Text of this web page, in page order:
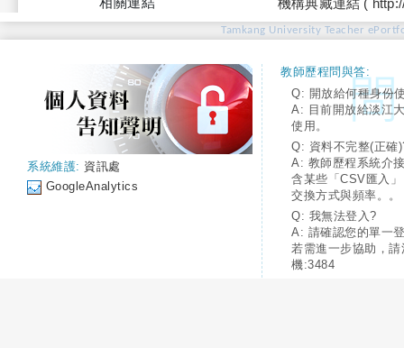
機構典藏連結 (
Tamkang University Teacher
系統維護: 資訊處
GoogleAnalytics
教師歷程問與答:
Q: 開放給何種身份
A: 目前開放給淡江
使用。
Q: 資料不完整(正確
A: 教師歷程系統介
含某些「CSV匯入
交換方式與頻率。。
Q: 我無法登入?
A: 請確認您的單一
若需進一步協助，
機:3484